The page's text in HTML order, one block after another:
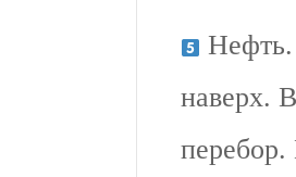
Нефть.
наверх.